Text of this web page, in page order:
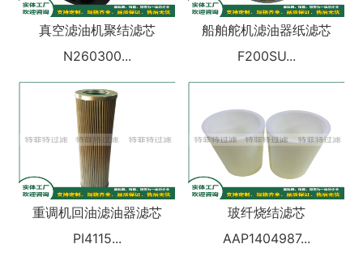
真空滤油机聚结滤芯
N260300...
船舶舵机滤油器纸滤芯
F200SU...
重调机回油滤油器滤芯
PI4115...
玻纤烧结滤芯
AAP1404987...